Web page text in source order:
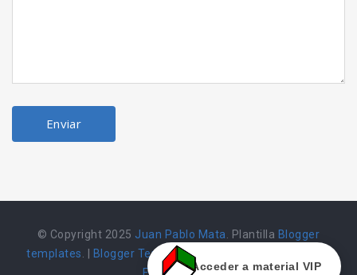
Acceder a material VIP
© Copyright 2025 Juan Pablo Mata . Plantilla Blogger
templates
Blogger Templates